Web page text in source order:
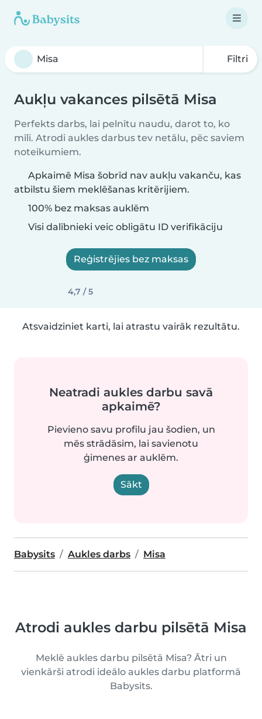
Filtri
Aukļu vakances pilsētā Misa
Perfekts darbs, lai pelnītu naudu, darot to, ko
mīli. Atrodi aukles darbus tev netālu, pēc saviem
noteikumiem.
Apkaimē Misa šobrīd nav aukļu vakanču, kas
atbilstu šiem meklēšanas kritērijiem.
100% bez maksas auklēm
Visi dalībnieki veic obligātu ID verifikāciju
Reģistrējies bez maksas
4,7 / 5
Atsvaidziniet karti, lai atrastu vairāk rezultātu.
Neatradi aukles darbu savā
apkaimē?
Pievieno savu profilu jau šodien, un
mēs strādāsim, lai savienotu
ģimenes ar auklēm.
Sākt
Babysits Aukles darbs Misa
Atrodi aukles darbu pilsētā Misa
Meklē aukles darbu pilsētā Misa? Ātri un
vienkārši atrodi ideālo aukles darbu platformā
Babysits.